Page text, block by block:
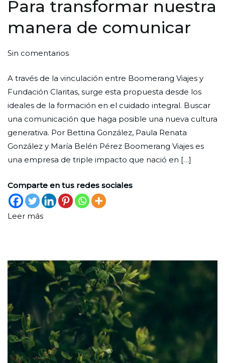
Para transformar nuestra
manera de comunicar
Por
Ciudad
Nueva
Publicada
30
de
abril
de
2025
Publicada
Formación
Iglesia
Sin comentariosen
transformar
nuestra
manera
de
comunicar
A través de la vinculación entre Boomerang Viajes y
Fundación Claritas, surge esta propuesta desde los
ideales de la formación en el cuidado integral. Buscar
una comunicación que haga posible una nueva cultura
generativa. Por Bettina González, Paula Renata
González y María Belén Pérez Boomerang Viajes es
una empresa de triple impacto que nació en […]
Comparte en tus redes sociales
Leer más